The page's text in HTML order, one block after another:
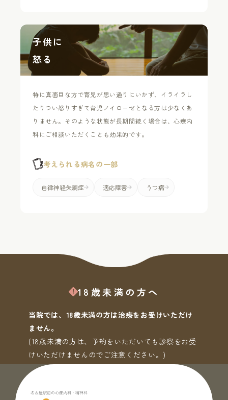
特に真面目な方で育児が思い通りにいかず、イライラし
たりつい怒りすぎて育児ノイローゼとなる方は少なくあ
りません。そのような状態が長期間続く場合は、心療内
科にご相談いただくことも効果的です。
考えられる病名の一部
自律神経失調症 適応障害 うつ病
子供に
怒る
18歳未満の方へ
当院では、18歳未満の方は治療をお受けいただけ
ません。
(18歳未満の方は、予約をいただいても診察をお受
けいただけませんのでご注意ください。)
名古屋駅前の心療内科・精神科